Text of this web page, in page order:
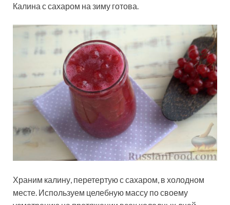
Калина с сахаром на зиму готова.
Храним калину, перетертую с сахаром, в холодном
месте. Используем целебную массу по своему